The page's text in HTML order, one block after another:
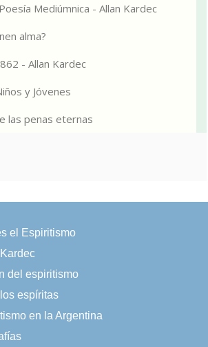
Mediúmnica - Allan Kardec
alma?
- Allan Kardec
y Jóvenes
las penas eternas
el Espiritismo
del espiritismo
espíritas
en la Argentina